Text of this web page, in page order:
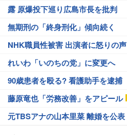
露 原爆投下巡り広島市長を批判
無期刑の「終身刑化」傾向続く
NHK職員性被害 出演者に怒りの声
れいわ「いのちの党」に変更へ
90歳患者を殴る? 看護助手を逮捕
藤原竜也「労務改善」をアピール
元TBSアナの山本里菜 離婚を公表